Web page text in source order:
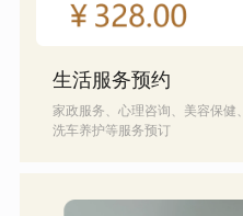
生活服务预约
家政服务、心理咨询、美容保健、
洗车养护等服务预订